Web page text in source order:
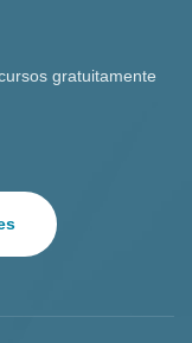
gratuitamente